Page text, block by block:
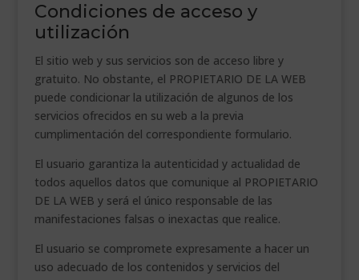
Condiciones de acceso y
utilización
El sitio web y sus servicios son de acceso libre y
gratuito. No obstante, el PROPIETARIO DE LA WEB
puede condicionar la utilización de algunos de los
servicios ofrecidos en su web a la previa
cumplimentación del correspondiente formulario.
El usuario garantiza la autenticidad y actualidad de
todos aquellos datos que comunique al PROPIETARIO
DE LA WEB y será el único responsable de las
manifestaciones falsas o inexactas que realice.
El usuario se compromete expresamente a hacer un
uso adecuado de los contenidos y servicios del